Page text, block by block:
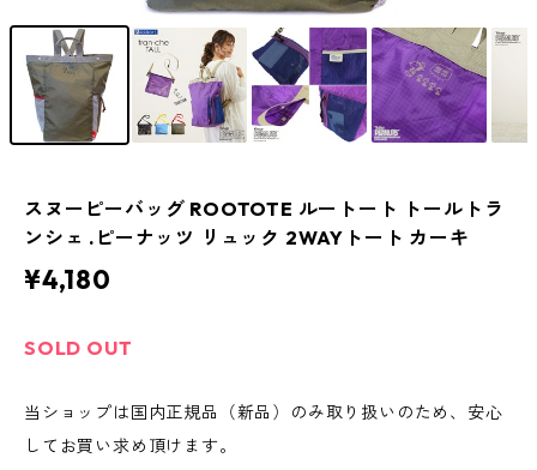
スヌーピーバッグ ROOTOTE ルートート トールトラ
ンシェ .ピーナッツ リュック 2WAYトート カーキ
¥4,180
SOLD OUT
当ショップは国内正規品（新品）のみ取り扱いのため、安心
してお買い求め頂けます。